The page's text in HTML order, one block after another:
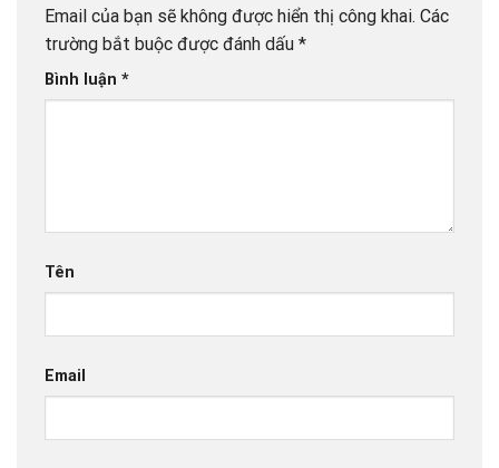
Email của bạn sẽ không được hiển thị công khai. Các
trường bắt buộc được đánh dấu *
Bình luận *
Tên
Email